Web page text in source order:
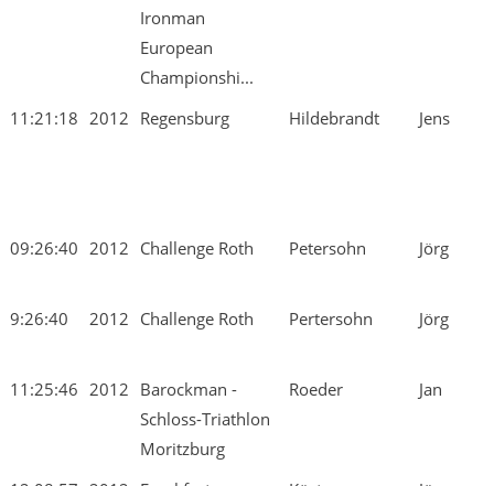
Ironman
European
Championshi...
11:21:18 2012 Regensburg Hildebrandt Jens
09:26:40 2012 Challenge Roth Petersohn Jörg
9:26:40 2012 Challenge Roth Pertersohn Jörg
11:25:46 2012 Barockman -
Schloss-Triathlon
Moritzburg
Roeder Jan